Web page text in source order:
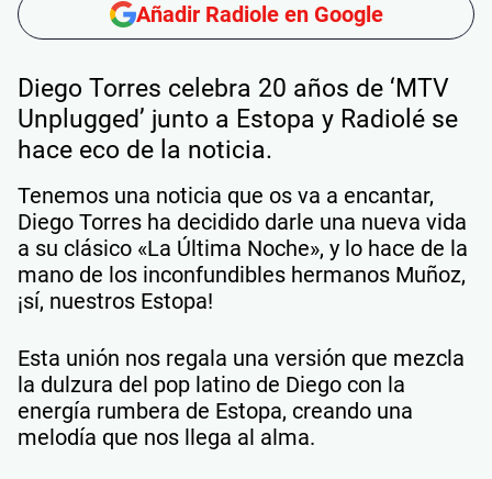
Añadir Radiole en Google
Diego Torres celebra 20 años de ‘MTV
Unplugged’ junto a Estopa y Radiolé se
hace eco de la noticia.
Tenemos una noticia que os va a encantar,
Diego Torres ha decidido darle una nueva vida
a su clásico «La Última Noche», y lo hace de la
mano de los inconfundibles hermanos Muñoz,
¡sí, nuestros Estopa!
Esta unión nos regala una versión que mezcla
la dulzura del pop latino de Diego con la
energía rumbera de Estopa, creando una
melodía que nos llega al alma.​